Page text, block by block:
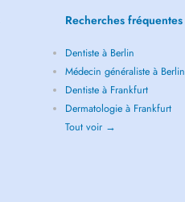
Recherches fréquentes
Dentiste à Berlin
Médecin généraliste à Berlin
Dentiste à Frankfurt
Dermatologie à Frankfurt
Tout voir →